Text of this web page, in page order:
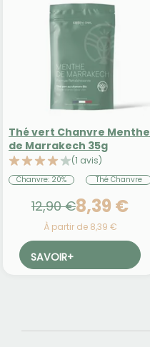
Thé vert Chanvre Menthe
de Marrakech 35g
(1 avis)
Chanvre: 20% Thé Chanvre
12,90 €8,39 €
À partir de 8,39 €
SAVOIR+